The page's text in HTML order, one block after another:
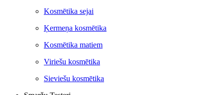
Kosmētika sejai
Ķermeņa kosmētika
Kosmētika matiem
Viriešu kosmētika
Sieviešu kosmētika